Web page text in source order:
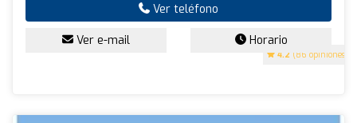
4.2 (86 opiniones)
Ver teléfono
Ver e-mail Horario